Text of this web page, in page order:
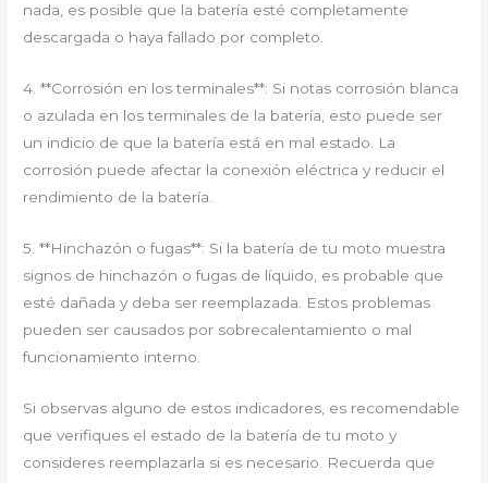
nada, es posible que la batería esté completamente
descargada o haya fallado por completo.
4. **Corrosión en los terminales**: Si notas corrosión blanca
o azulada en los terminales de la batería, esto puede ser
un indicio de que la batería está en mal estado. La
corrosión puede afectar la conexión eléctrica y reducir el
rendimiento de la batería.
5. **Hinchazón o fugas**: Si la batería de tu moto muestra
signos de hinchazón o fugas de líquido, es probable que
esté dañada y deba ser reemplazada. Estos problemas
pueden ser causados ​​por sobrecalentamiento o mal
funcionamiento interno.
Si observas alguno de estos indicadores, es recomendable
que verifiques el estado de la batería de tu moto y
consideres reemplazarla si es necesario. Recuerda que